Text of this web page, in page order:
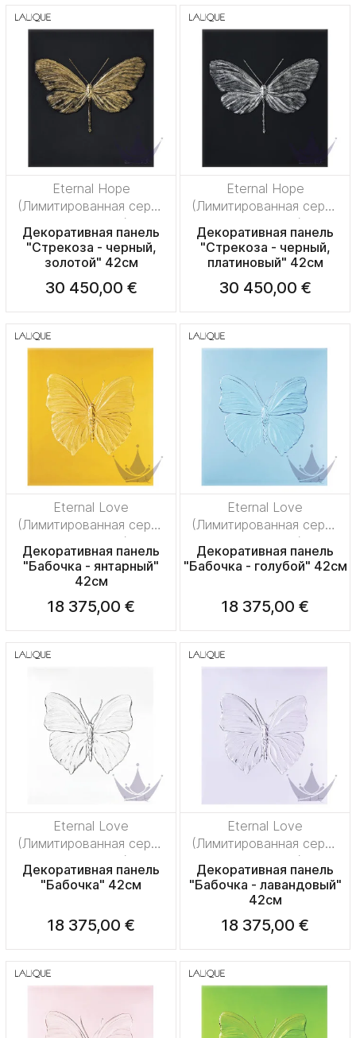
Eternal Hope
(Лимитированная серия
на 50 пред.)
Декоративная панель
"Стрекоза - черный,
золотой" 42см
30 450,00 €
Eternal Hope
(Лимитированная серия
на 50 пред.)
Декоративная панель
"Стрекоза - черный,
платиновый" 42см
30 450,00 €
Eternal Love
(Лимитированная серия
на 50 пред.)
Декоративная панель
"Бабочка - янтарный"
42см
18 375,00 €
Eternal Love
(Лимитированная серия
на 50 пред.)
Декоративная панель
"Бабочка - голубой" 42см
18 375,00 €
Eternal Love
(Лимитированная серия
на 50 пред.)
Декоративная панель
"Бабочка" 42см
18 375,00 €
Eternal Love
(Лимитированная серия
на 50 пред.)
Декоративная панель
"Бабочка - лавандовый"
42см
18 375,00 €